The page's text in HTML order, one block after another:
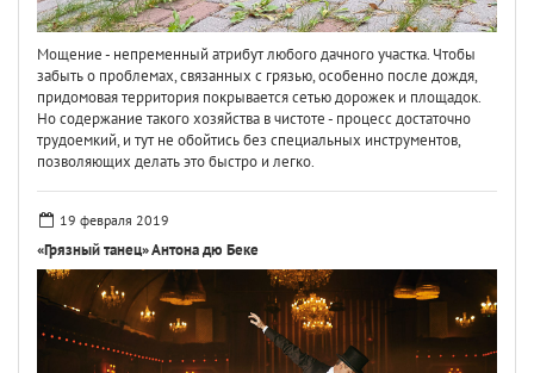
Мощение - непременный атрибут любого дачного участка. Чтобы
забыть о проблемах, связанных с грязью, особенно после дождя,
придомовая территория покрывается сетью дорожек и площадок.
Но содержание такого хозяйства в чистоте - процесс достаточно
трудоемкий, и тут не обойтись без специальных инструментов,
позволяющих делать это быстро и легко.
19 февраля 2019
«Грязный танец» Антона дю Беке